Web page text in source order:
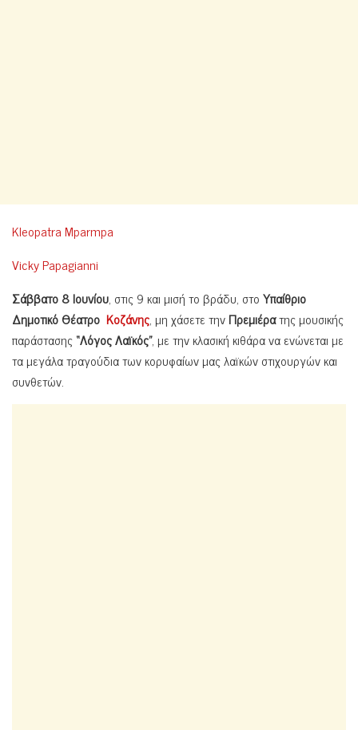
Kleopatra Mparmpa
Vicky Papagianni
Σάββατο 8 Ιουνίου, στις 9 και μισή το βράδυ, στοΥπαίθριο
Δημοτικό Θέατρο Κοζάνης, μη χάσετε τηνΠρεμιέρατης μουσικής
παράστασης“Λόγος Λαϊκός”, με την κλασική κιθάρα να ενώνεται με
τα μεγάλα τραγούδια των κορυφαίων μας λαϊκών στιχουργών και
συνθετών.